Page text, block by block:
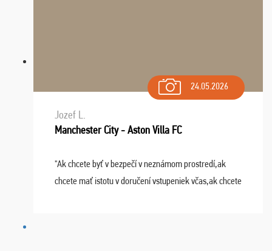
24.05.2026
Jozef L.
Manchester City - Aston Villa FC
"Ak chcete byť v bezpečí v neznámom prostredí,ak
chcete mať istotu v doručení vstupeniek včas,ak chcete